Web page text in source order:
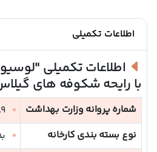
اطلاعات تکمیلی
اطلاعات تکمیلی
با رایحه شکوفه های
شماره پروانه وزارت بهداشت
نوع بسته بندی کارخانه